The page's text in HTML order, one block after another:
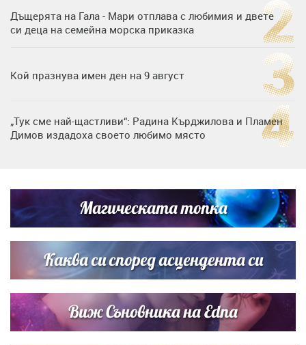
Дъщерята на Гала - Мари отплава с любимия и двете
си деца на семейна морска приказка
Кой празнува имен ден на 9 август
„Тук сме най-щастливи“: Радина Кърджилова и Пламен
Димов издадоха своето любимо място
Братя Аргирови я изненадаха с песен
Магическата топка
Каква си според асцендента си
Виж Съновника на Edna